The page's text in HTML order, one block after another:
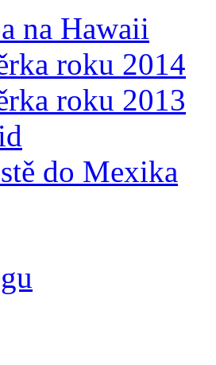
na Hawaii
roku 2014
roku 2013
do Mexika